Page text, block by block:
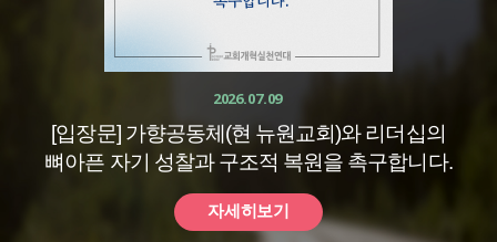
2026.07.09
[입장문] 가향공동체(현 뉴원교회)와 리더십의
뼈아픈 자기 성찰과 구조적 복원을 촉구합니다.
자세히보기